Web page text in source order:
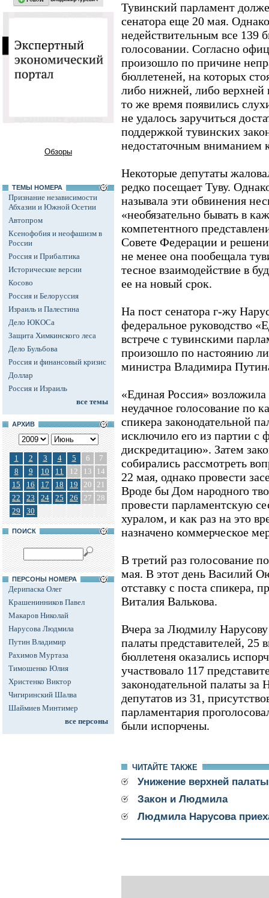
Обзоры
ТЕМЫ НОМЕРА
Признание независимости
Абхазии и Южной Осетии
Автопром
Ксенофобия и неофашизм в
России
Россия и Прибалтика
Исторические версии
Косово
Россия и Белоруссия
Израиль и Палестина
Дело ЮКОСа
Защита Химкинского леса
Дело Бульбова
Россия и финансовый кризис
Доллар
Россия и Израиль
все темы
АРХИВ
1 2 3 4 5 6
7
8
9 10 11 12 13
14
15
16 17 18 19 20 21
22
23 24 25 26 27 28
29
30
ПОИСК
ПЕРСОНЫ НОМЕРА
Дерипаска Олег
Крашенинников Павел
Макаров Николай
Нарусова Людмила
Путин Владимир
Рахимов Муртаза
Тимошенко Юлия
Христенко Виктор
Чигиринский Шалва
Шаймиев Минтимер
все персоны
Тувинский парламент
сенатора еще 20 мая.
недействительным все 139
голосовании. Согласно
произошло по причине
бюллетеней, на которых
либо нижней, либо
то же время появились
не удалось заручиться
поддержкой тувинских
недостаточным вниманием
Некоторые депутаты
редко посещает Туву.
называла эти обвинения
«необязательно бывать в
компетентного
Совете Федерации и
не менее она пообещала
тесное взаимодействие в
ее на новый срок.
На пост сенатора г-жу
федеральное руководство
встрече с тувинскими
произошло по настоянию
министра Владимира
«Единая Россия» возложила
неудачное голосование по
спикера законодательной
исключило его из партии с
дискредитацию». Затем
собирались рассмотреть
22 мая, однако провести
Вроде бы Дом народного
провести парламентскую
хуралом, и как раз на это
назначено коммерческое
В третий раз голосование
мая. В этот день Василий
отставку с поста спикера,
Виталия Валькова.
Вчера за Людмилу Нарусову
палаты представителей, 25
бюллетеня оказались
участвовало 117
законодательной палаты за
депутатов из 31,
парламентария
были испорчены.
ЧИТАЙТЕ ТАКЖЕ
Унижение верхней палаты
Закон и Людмила
Людмила Нарусова